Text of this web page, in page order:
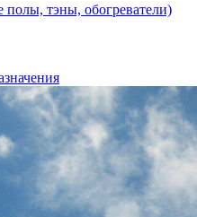
полы, тэны, обогреватели)